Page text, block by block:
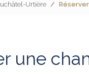
Urtière
une